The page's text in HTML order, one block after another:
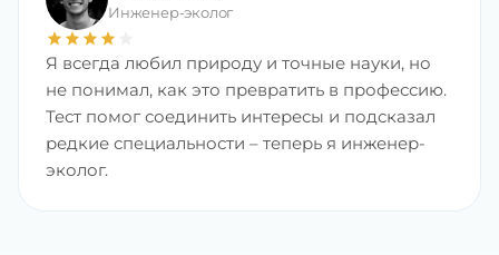
Инженер-эколог
star star star star
Я всегда любил природу и точные науки, но
не понимал, как это превратить в профессию.
Тест помог соединить интересы и подсказал
редкие специальности – теперь я инженер-
эколог.